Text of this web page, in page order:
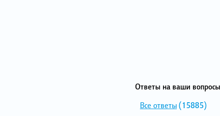
Ответы на ваши
Все ответы(15885)